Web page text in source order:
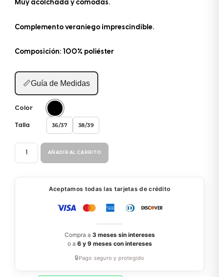
Muy acolchada y cómodas.
Complemento veraniego imprescindible.
Composición: 100% poliéster
📏Guía de Medidas
Color
Talla 36/37 38/39
SANDALIA
B210
AÑADIR AL CARRITO
Aceptamos todas las tarjetas de crédito
Compra a 3 meses sin intereses
o a 6 y 9 meses con intereses
🔒Pago seguro y protegido